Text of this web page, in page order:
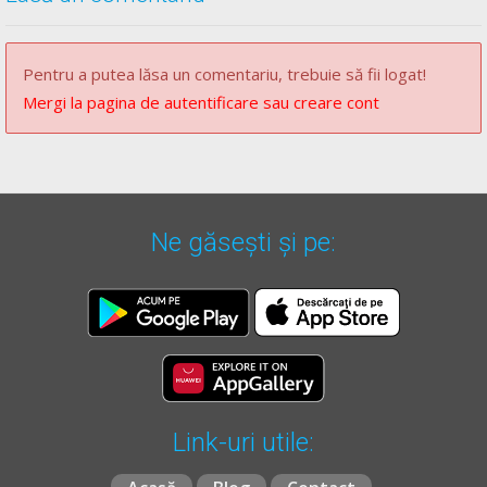
Pentru a putea lăsa un comentariu, trebuie să fii logat!
Mergi la pagina de autentificare sau creare cont
Ne găsești și pe:
Link-uri utile: